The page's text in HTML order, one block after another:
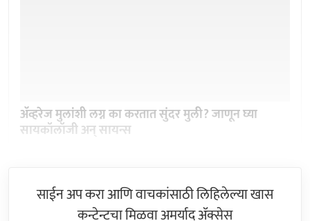
अ‍ॅव्हरेज मुलांशी लग्न का करतात सुंदर मुली? जाणून घ्या
सायकॉलॉजी अन् सायन्स
साईन अप करा आणि वाचकांसाठी लिहिलेल्या खास
कन्टेन्टचा मिळवा अमर्याद ॲक्सेस